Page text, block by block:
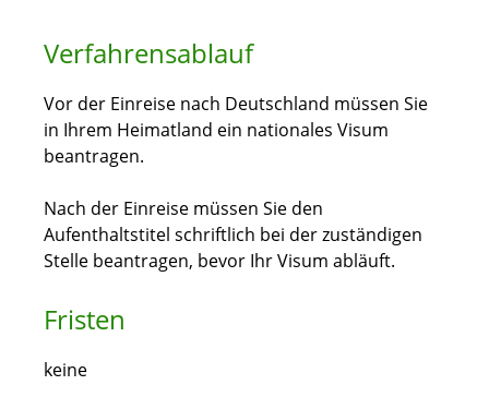
Verfahrensablauf
Vor der Einreise nach Deutschland müssen Sie
in Ihrem Heimatland ein nationales Visum
beantragen.
Nach der Einreise müssen Sie den
Aufenthaltstitel schriftlich bei der zuständigen
Stelle beantragen, bevor Ihr Visum abläuft.
Fristen
keine